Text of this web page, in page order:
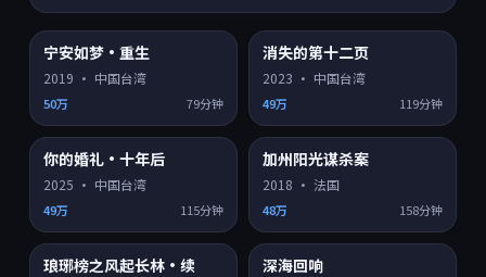
8.3
宁安如梦·重生
2019 · 中国台湾
50万 79分钟
7.2
消失的第十二页
2023 · 中国台湾
49万 119分钟
8.8
你的婚礼·十年后
2025 · 中国台湾
49万 115分钟
7.4
加州阳光谋杀案
2018 · 法国
48万 158分钟
6.8
琅琊榜之风起长林·续 8.1
深海回响